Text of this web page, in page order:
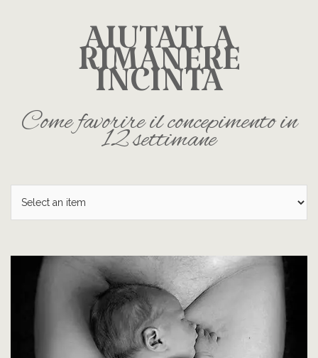
AIUTATI A
RIMANERE
INCINTA
Come favorire il concepimento in
12 settimane